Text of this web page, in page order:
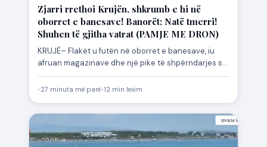
Zjarri rrethoi Krujën, shkrumb e hi në
oborret e banesave! Banorët: Natë tmerri!
Shuhen të gjitha vatrat (PAMJE ME DRON)
KRUJË– Flakët u futën në oborret e banesave, iu
afruan magazinave dhe një pike të shpërndarjes së
gazit.…
•27 minuta më parë•12 min lexim